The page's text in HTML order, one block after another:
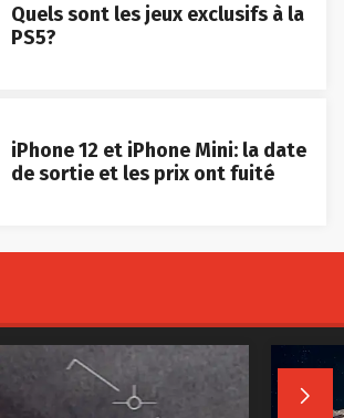
Quels sont les jeux exclusifs à la
PS5?
iPhone 12 et iPhone Mini: la date
de sortie et les prix ont fuité
